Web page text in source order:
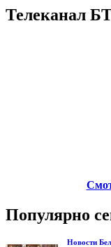
Телеканал
Популярно
Новости